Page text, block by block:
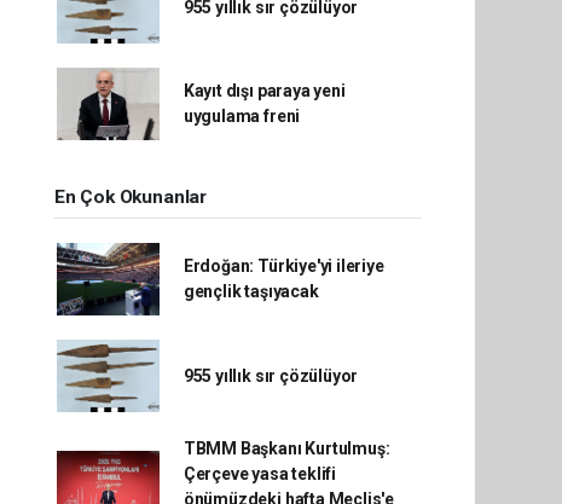
955 yıllık sır çözülüyor
Kayıt dışı paraya yeni
uygulama freni
En Çok Okunanlar
Erdoğan: Türkiye'yi ileriye
gençlik taşıyacak
955 yıllık sır çözülüyor
TBMM Başkanı Kurtulmuş:
Çerçeve yasa teklifi
önümüzdeki hafta Meclis'e